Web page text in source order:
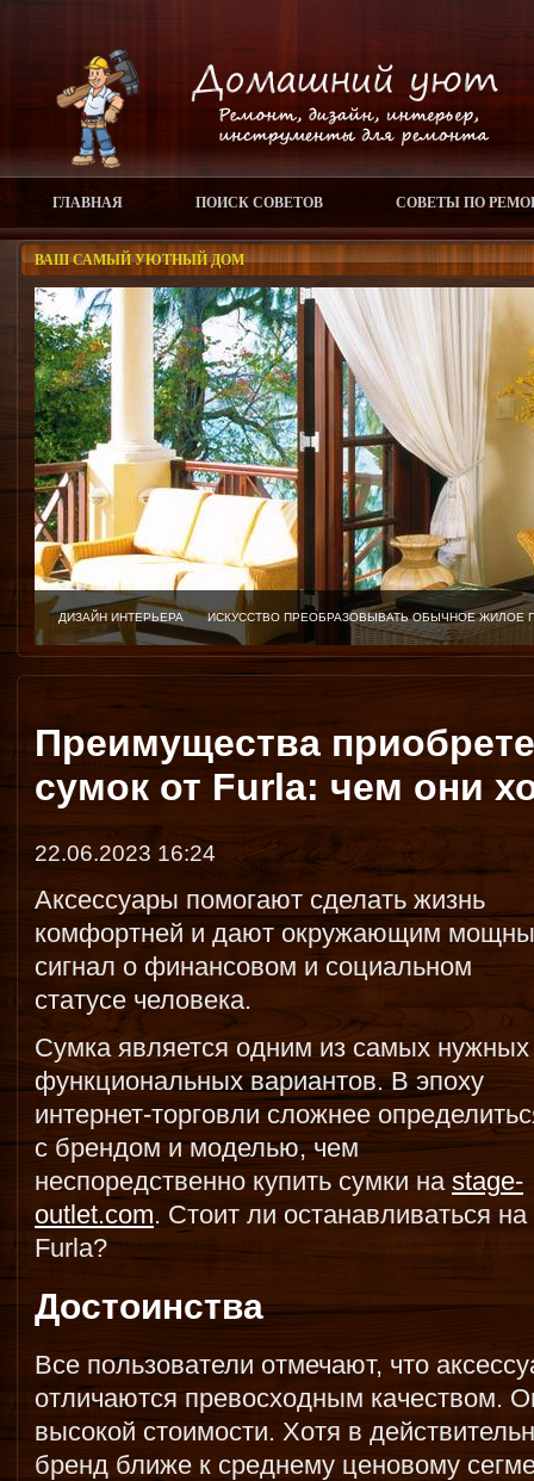
ГЛАВНАЯ ПОИСК СОВЕТОВ СОВЕТЫ ПО
ВАШ САМЫЙ УЮТНЫЙ ДОМ
ДИЗАЙН ИНТЕРЬЕРА ИСКУССТВО ПРЕОБРАЗОВЫВАТЬ ОБЫЧНОЕ
Преимущества
сумок от Furla: чем они
22.06.2023 16:24
Аксессуары помогают сделать жизнь
комфортней и дают окружающим
сигнал о финансовом и социальном
статусе человека.
Сумка является одним из самых нужных
функциональных вариантов. В эпоху
интернет-торговли сложнее
с брендом и моделью, чем
неспоредственно купить сумки на stage-
outlet.com. Стоит ли останавливаться на
Furla?
Достоинства
Все пользователи отмечают, что
отличаются превосходным качеством.
высокой стоимости. Хотя в
бренд ближе к среднему ценовому